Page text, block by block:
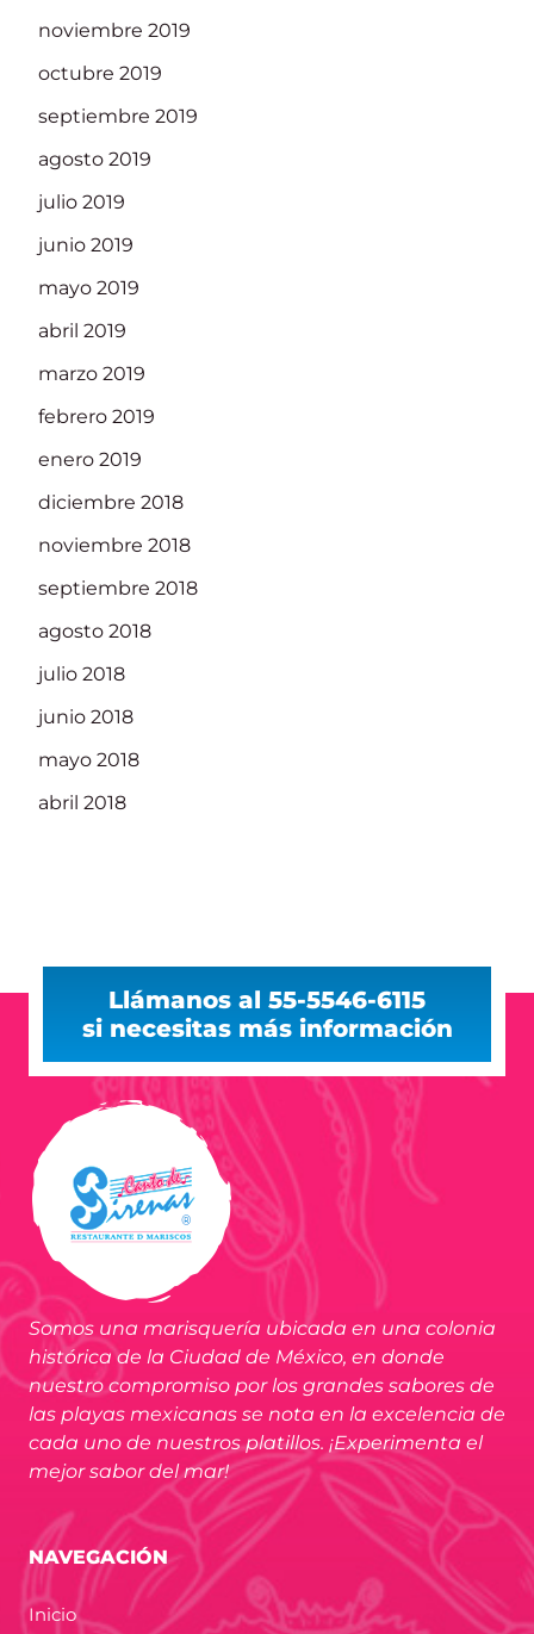
noviembre 2019
octubre 2019
septiembre 2019
agosto 2019
julio 2019
junio 2019
mayo 2019
abril 2019
marzo 2019
febrero 2019
enero 2019
diciembre 2018
noviembre 2018
septiembre 2018
agosto 2018
julio 2018
junio 2018
mayo 2018
abril 2018
Llámanos al 55-5546-6115
si necesitas más información
Somos una marisquería ubicada en una colonia
histórica de la Ciudad de México, en donde
nuestro compromiso por los grandes sabores de
las playas mexicanas se nota en la excelencia de
cada uno de nuestros platillos. ¡Experimenta el
mejor sabor del mar!
NAVEGACIÓN
Inicio